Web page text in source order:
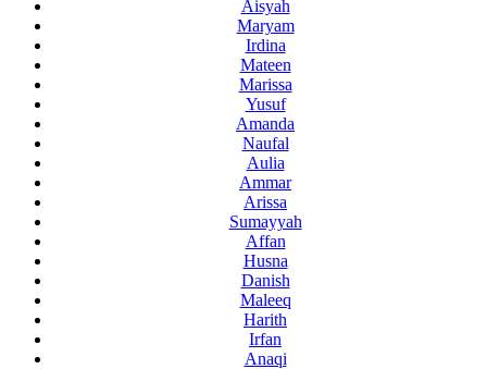
Aisyah
Maryam
Irdina
Mateen
Marissa
Yusuf
Amanda
Naufal
Aulia
Ammar
Arissa
Sumayyah
Affan
Husna
Danish
Maleeq
Harith
Irfan
Anaqi